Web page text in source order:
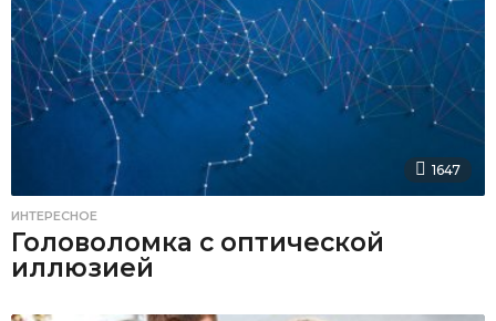
1647
ИНТЕРЕСНОЕ
Головоломка с оптической
иллюзией